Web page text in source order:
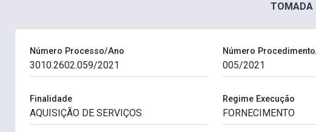
TOMADA
Número Processo/Ano Número
Finalidade Regime Execução